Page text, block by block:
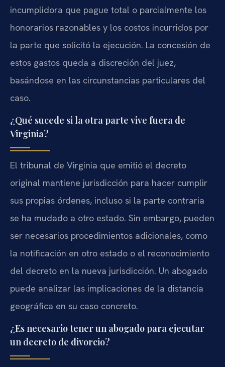
incumplidora que pague total o parcialmente los
honorarios razonables y los costos incurridos por
la parte que solicitó la ejecución. La concesión de
estos gastos queda a discreción del juez,
basándose en las circunstancias particulares del
caso.
¿Qué sucede si la otra parte vive fuera de
Virginia?
El tribunal de Virginia que emitió el decreto
original mantiene jurisdicción para hacer cumplir
sus propias órdenes, incluso si la parte contraria
se ha mudado a otro estado. Sin embargo, pueden
ser necesarios procedimientos adicionales, como
la notificación en otro estado o el reconocimiento
del decreto en la nueva jurisdicción. Un abogado
puede analizar las implicaciones de la distancia
geográfica en su caso concreto.
¿Es necesario tener un abogado para ejecutar
un decreto de divorcio?